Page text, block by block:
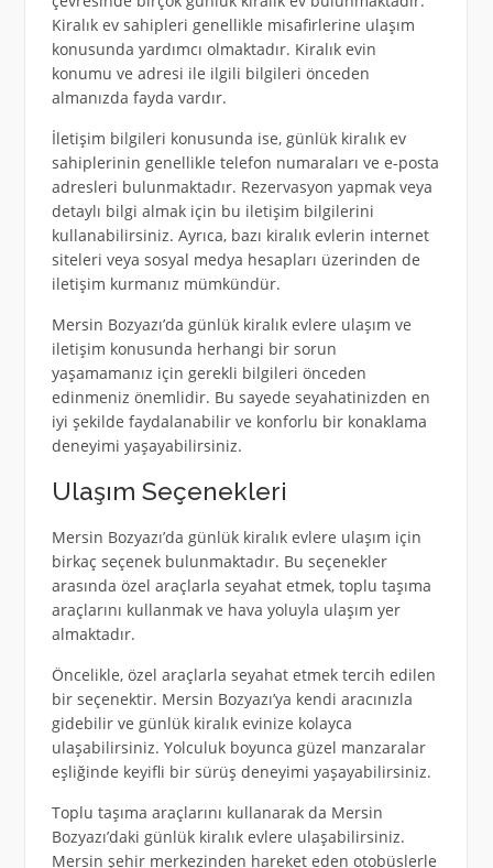
Kiralık ev sahipleri genellikle misafirlerine ulaşım
konusunda yardımcı olmaktadır. Kiralık evin
konumu ve adresi ile ilgili bilgileri önceden
almanızda fayda vardır.
İletişim bilgileri konusunda ise, günlük kiralık ev
sahiplerinin genellikle telefon numaraları ve e-posta
adresleri bulunmaktadır. Rezervasyon yapmak veya
detaylı bilgi almak için bu iletişim bilgilerini
kullanabilirsiniz. Ayrıca, bazı kiralık evlerin internet
siteleri veya sosyal medya hesapları üzerinden de
iletişim kurmanız mümkündür.
Mersin Bozyazı’da günlük kiralık evlere ulaşım ve
iletişim konusunda herhangi bir sorun
yaşamamanız için gerekli bilgileri önceden
edinmeniz önemlidir. Bu sayede seyahatinizden en
iyi şekilde faydalanabilir ve konforlu bir konaklama
deneyimi yaşayabilirsiniz.
Ulaşım Seçenekleri
Mersin Bozyazı’da günlük kiralık evlere ulaşım için
birkaç seçenek bulunmaktadır. Bu seçenekler
arasında özel araçlarla seyahat etmek, toplu taşıma
araçlarını kullanmak ve hava yoluyla ulaşım yer
almaktadır.
Öncelikle, özel araçlarla seyahat etmek tercih edilen
bir seçenektir. Mersin Bozyazı’ya kendi aracınızla
gidebilir ve günlük kiralık evinize kolayca
ulaşabilirsiniz. Yolculuk boyunca güzel manzaralar
eşliğinde keyifli bir sürüş deneyimi yaşayabilirsiniz.
Toplu taşıma araçlarını kullanarak da Mersin
Bozyazı’daki günlük kiralık evlere ulaşabilirsiniz.
Mersin şehir merkezinden hareket eden otobüslerle